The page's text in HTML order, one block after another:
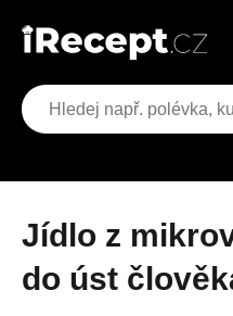
Jídlo z mikrovlnky nepatří
do úst